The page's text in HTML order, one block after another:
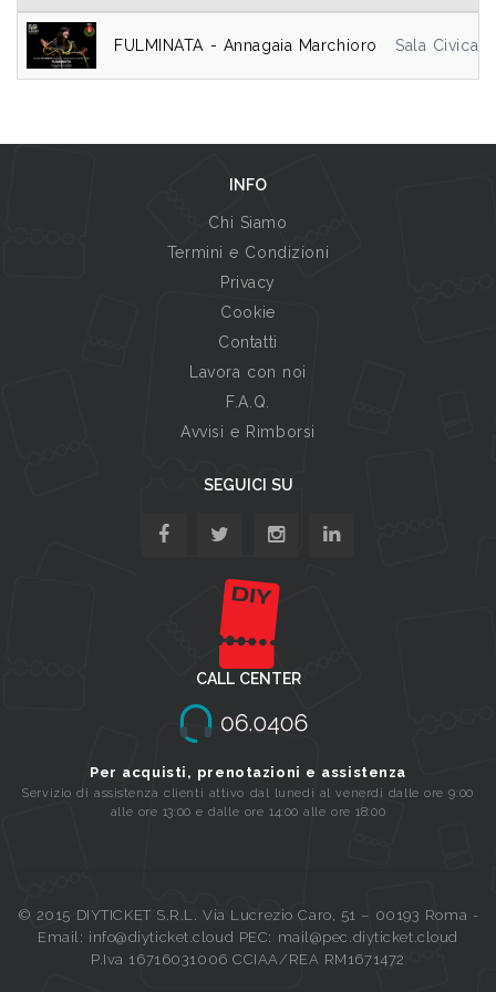
FULMINATA - Annagaia Marchioro Sala Civica
INFO
Chi Siamo
Termini e Condizioni
Privacy
Cookie
Contatti
Lavora con noi
F.A.Q.
Avvisi e Rimborsi
SEGUICI SU
CALL CENTER
Per acquisti, prenotazioni e assistenza
Servizio di assistenza clienti attivo dal lunedi al venerdi dalle ore 9:00
alle ore 13:00 e dalle ore 14:00 alle ore 18:00
© 2015 DIYTICKET S.R.L. Via Lucrezio Caro, 51 – 00193 Roma -
Email: info@diyticket.cloud PEC: mail@pec.diyticket.cloud
P.Iva 16716031006 CCIAA/REA RM1671472